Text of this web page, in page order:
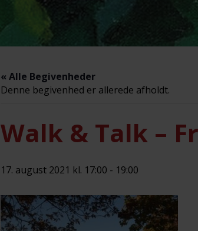
« Alle Begivenheder
Denne begivenhed er allerede afholdt.
Walk & Talk –
17. august 2021 kl. 17:00 - 19:00